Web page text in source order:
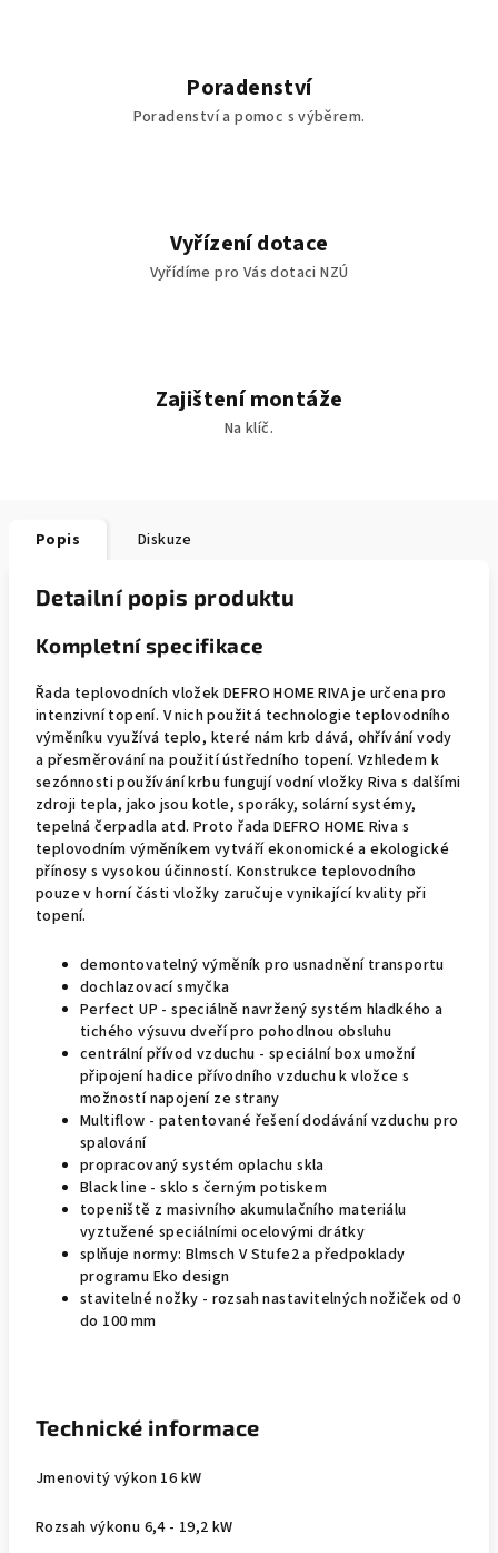
Poradenství
Poradenství a pomoc s výběrem.
Vyřízení dotace
Vyřídíme pro Vás dotaci NZÚ
Zajištení montáže
Na klíč.
Popis Diskuze
Detailní popis produktu
Kompletní specifikace
Řada teplovodních vložek DEFRO HOME RIVA je určena pro
intenzivní topení. V nich použitá technologie teplovodního
výměníku využívá teplo, které nám krb dává, ohřívání vody
a přesměrování na použití ústředního topení. Vzhledem k
sezónnosti používání krbu fungují vodní vložky Riva s dalšími
zdroji tepla, jako jsou kotle, sporáky, solární systémy,
tepelná čerpadla atd. Proto řada DEFRO HOME Riva s
teplovodním výměníkem vytváří ekonomické a ekologické
přínosy s vysokou účinností. Konstrukce teplovodního
pouze v horní části vložky zaručuje vynikající kvality při
topení.
demontovatelný výměník pro usnadnění transportu
dochlazovací smyčka
Perfect UP - speciálně navržený systém hladkého a
tichého výsuvu dveří pro pohodlnou obsluhu
centrální přívod vzduchu - speciální box umožní
připojení hadice přívodního vzduchu k vložce s
možností napojení ze strany
Multiflow - patentované řešení dodávání vzduchu pro
spalování
propracovaný systém oplachu skla
Black line - sklo s černým potiskem
topeniště z masivního akumulačního materiálu
vyztužené speciálními ocelovými drátky
splňuje normy: Blmsch V Stufe2 a předpoklady
programu Eko design
stavitelné nožky - rozsah nastavitelných nožiček od 0
do 100 mm
Technické informace
Jmenovitý výkon 16 kW
Rozsah výkonu 6,4 - 19,2 kW